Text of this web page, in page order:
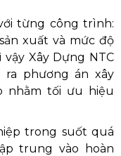
từng công trình:
xuất và mức độ
Xây Dựng NTC
phương án xây
nhằm tối ưu hiệu
trong suốt quá
trung vào hoàn